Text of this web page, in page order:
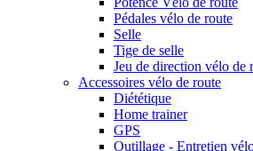
Pédales vélo de route
Selle
Tige de selle
Jeu de direction vélo de
Accessoires vélo de route
Diététique
Home trainer
GPS
Outillage - Entretien